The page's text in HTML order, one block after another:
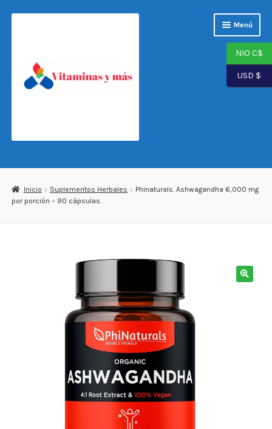
Menú
Términos y Condiciones
Inicio Suplementos Herbales
Phinaturals. Ashwagandha 6,000 mg
por porción – 90 cápsulas.
NIO C$
USD $